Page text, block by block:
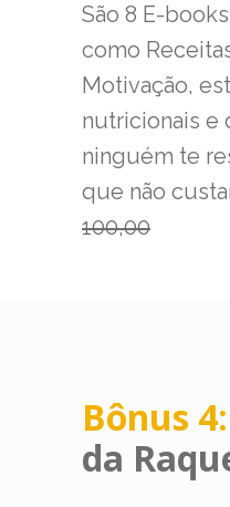
São 8 E-
como
Motivação,
nutricionais e
ninguém te
que não
100,00
Bônus 4:
da